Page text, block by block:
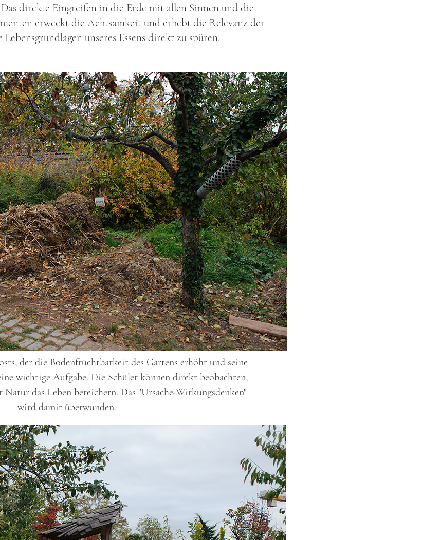
direkte Eingreifen in die Erde mit allen Sinnen und die
erweckt die Achtsamkeit und erhebt die Relevanz der
unseres Essens direkt zu spüren.
der die Bodenfrüchtbarkeit des Gartens erhöht und seine
wichtige Aufgabe: Die Schüler können direkt beobachten,
Natur das Leben bereichern. Das "Ursache-Wirkungsdenken"
wird damit überwunden.